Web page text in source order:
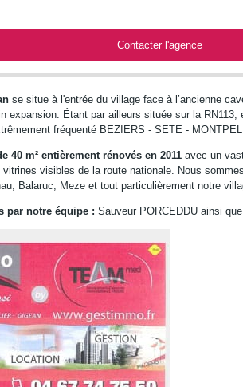
Contacter l'agence
se situe à l'entrée du village face à l’ancienne
expansion. Étant par ailleurs située sur la
fréquenté BEZIERS - SETE -
40 m² entièrement rénovés en 2011avec un
visibles de la route nationale. Nous
Balaruc, Meze et tout particulièrement notre
par notre équipe : Sauveur PORCEDDU ainsi